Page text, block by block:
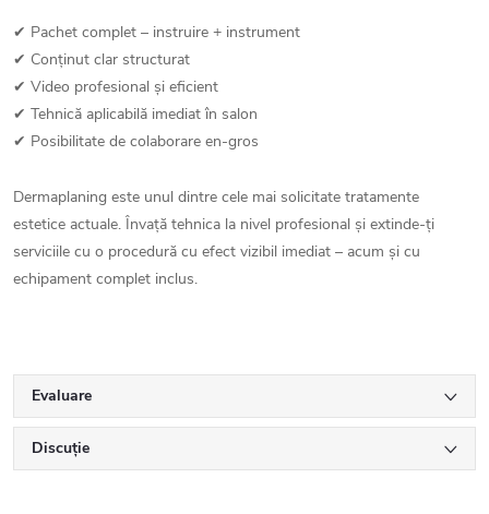
✔ Pachet complet – instruire + instrument
✔ Conținut clar structurat
✔ Video profesional și eficient
✔ Tehnică aplicabilă imediat în salon
✔ Posibilitate de colaborare en-gros
Dermaplaning este unul dintre cele mai solicitate tratamente
estetice actuale. Învață tehnica la nivel profesional și extinde-ți
serviciile cu o procedură cu efect vizibil imediat – acum și cu
echipament complet inclus.
Evaluare
Discuţie